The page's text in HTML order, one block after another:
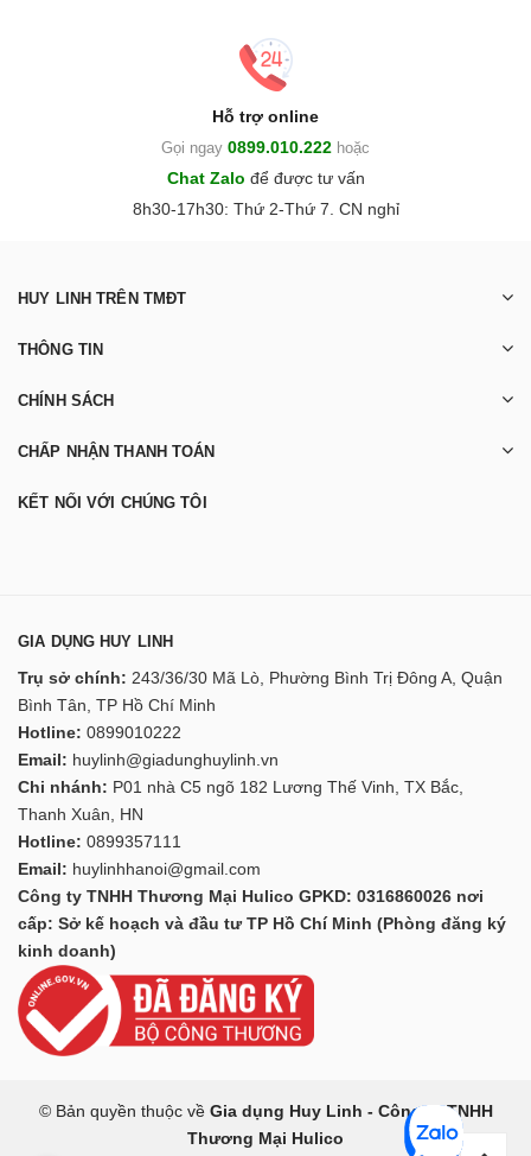
Hỗ trợ online
Gọi ngay 0899.010.222 hoặc
Chat Zalo để được tư vấn
8h30-17h30: Thứ 2-Thứ 7. CN nghỉ
HUY LINH TRÊN TMĐT
THÔNG TIN
CHÍNH SÁCH
CHẤP NHẬN THANH TOÁN
KẾT NỐI VỚI CHÚNG TÔI
GIA DỤNG HUY LINH
Trụ sở chính: 243/36/30 Mã Lò, Phường Bình Trị Đông A, Quận
Bình Tân, TP Hồ Chí Minh
Hotline: 0899010222
Email: huylinh@giadunghuylinh.vn
Chi nhánh: P01 nhà C5 ngõ 182 Lương Thế Vinh, TX Bắc,
Thanh Xuân, HN
Hotline: 0899357111
Email: huylinhhanoi@gmail.com
Công ty TNHH Thương Mại Hulico GPKD: 0316860026 nơi
cấp: Sở kế hoạch và đầu tư TP Hồ Chí Minh (Phòng đăng ký
kinh doanh)
© Bản quyền thuộc về Gia dụng Huy Linh - Công ty TNHH
Thương Mại Hulico